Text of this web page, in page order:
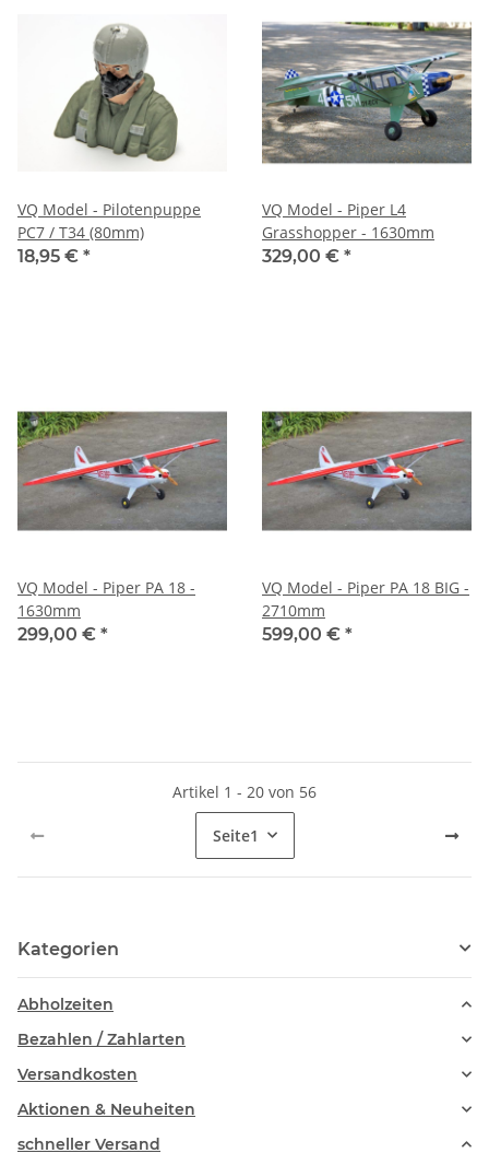
VQ Model - Pilotenpuppe
PC7 / T34 (80mm)
18,95 € *
VQ Model - Piper L4
Grasshopper - 1630mm
329,00 € *
VQ Model - Piper PA 18 -
1630mm
299,00 € *
VQ Model - Piper PA 18 BIG -
2710mm
599,00 € *
Artikel 1 - 20 von 56
Seite1
Kategorien
Abholzeiten
Bezahlen / Zahlarten
Versandkosten
Aktionen & Neuheiten
schneller Versand